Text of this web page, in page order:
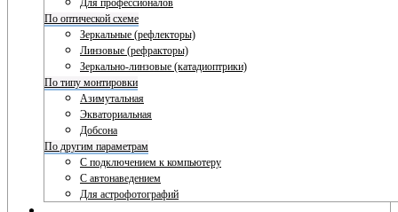
Для профессионалов
По оптической схеме
Зеркальные (рефлекторы)
Линзовые (рефракторы)
Зеркально-линзовые (катадиоптрики)
По типу монтировки
Азимутальная
Экваториальная
Добсона
По другим параметрам
С подключением к компьютеру
С автонаведением
Для астрофотографий